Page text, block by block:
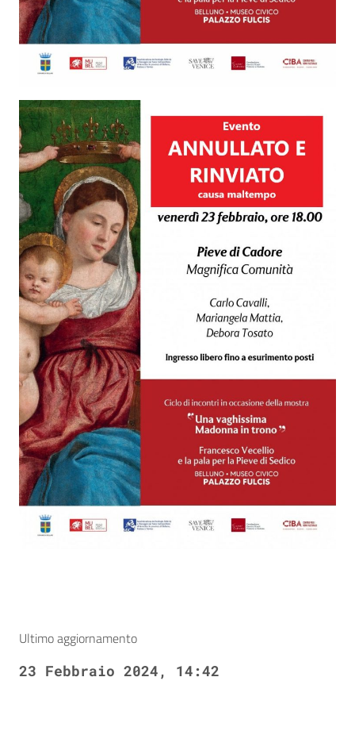
Ultimo aggiornamento
23 Febbraio 2024, 14:42